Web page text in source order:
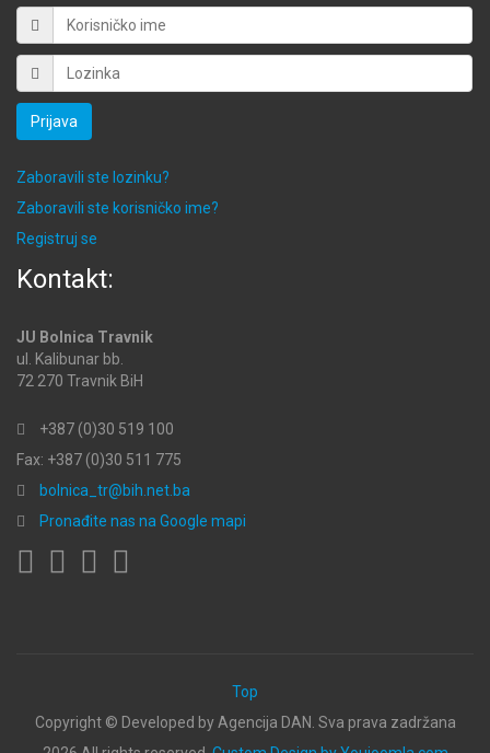
Prijava
Zaboravili ste lozinku?
Zaboravili ste korisničko ime?
Registruj se
Kontakt:
JU Bolnica Travnik
ul. Kalibunar bb.
72 270 Travnik BiH
+387 (0)30 519 100
Fax: +387 (0)30 511 775
bolnica_tr@bih.net.ba
Pronađite nas na Google mapi
Top
Copyright © Developed by Agencija DAN. Sva prava zadržana